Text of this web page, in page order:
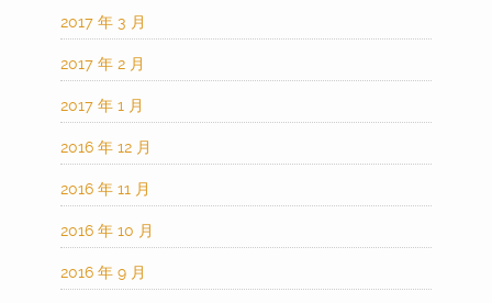
2017 年 3 月
2017 年 2 月
2017 年 1 月
2016 年 12 月
2016 年 11 月
2016 年 10 月
2016 年 9 月